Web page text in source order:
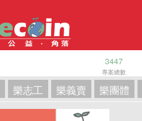
3447
專案總數
樂志工 樂義賣 樂團體